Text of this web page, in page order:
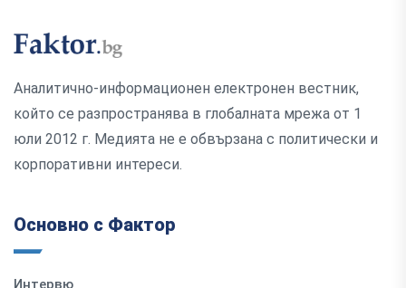
Аналитично-информационен електронен вестник,
който се разпространява в глобалната мрежа от 1
юли 2012 г. Медията не е обвързана с политически и
корпоративни интереси.
Основно с Фактор
Интервю